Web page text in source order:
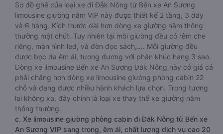
Sơ đồ ghế của loại xe đi Đắk Nông từ Bến xe An Sương
limousine giường nằm VIP này được thiết kế 2 tầng, 3 dãy
và 6 hàng. Kích thước dài hơn dòng xe giường nằm thông
thường một chút. Tuy nhiên tại mỗi giường đều có rèm che
riêng, màn hình led, và đèn đọc sách,…. Mỗi giường đều
được bọc da êm ái, tương đương với phân khúc hạng 3 sao.
Dòng xe limousine Bến xe An Sương Đắk Nông này có giá cả
phải chăng hơn dòng xe limousine giường phòng cabin 22
chỗ và đang được nhiều hành khách lựa chọn. Trong tương
lai không xa, đây chính là loại xe thay thế xe giường nằm
thông thường.
c. Xe limousine giường phòng cabin đi Đắk Nông từ Bến xe
An Sương VIP sang trọng, êm ái, chất lượng dịch vụ cao 20